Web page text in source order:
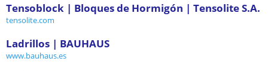
Tensoblock | Bloques de Hormigón | Tensolite S.A.
tensolite.com
Ladrillos | BAUHAUS
www.bauhaus.es